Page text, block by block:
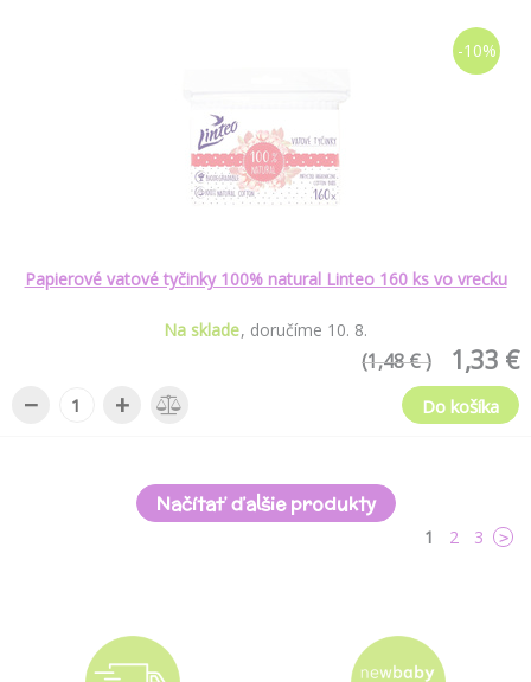
-10%
Papierové vatové tyčinky 100% natural Linteo 160 ks vo vrecku
Na sklade doručíme 10. 8.
1,33 €
(1,48 € )
− + Do košíka
Načítať ďalšie produkty
1 2 3 >